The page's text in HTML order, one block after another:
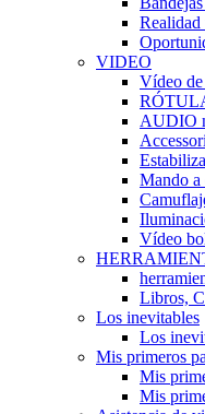
VIDEO
Vídeo
AUDIO
Mando a
Vídeo
Libros,
Los inevitables
Los
Mis primeros
Mis
Mis